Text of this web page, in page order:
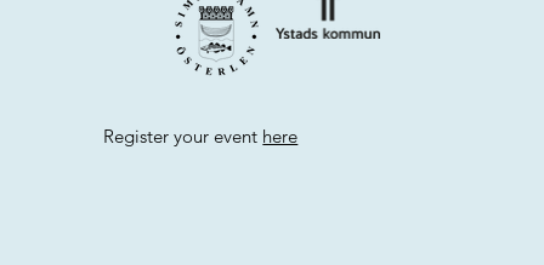
Register your event here